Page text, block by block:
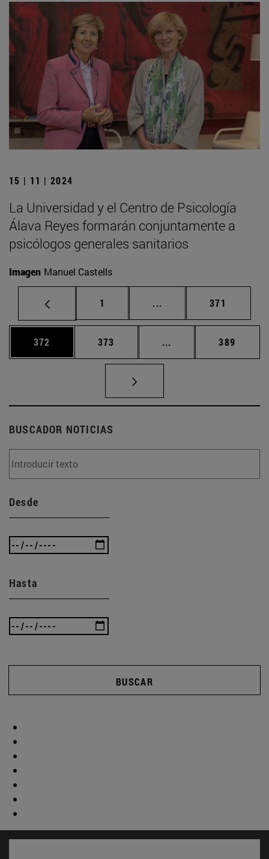
15 | 11 | 2024
La Universidad y el Centro de Psicología
Álava Reyes formarán conjuntamente a
psicólogos generales sanitarios
Imagen Manuel Castells
Página
1 ... Páginas intermedias
Página
371
Página
372 Página
373 ... Páginas intermedias
Página
389
BUSCADOR NOTICIAS
Desde
Hasta
BUSCAR